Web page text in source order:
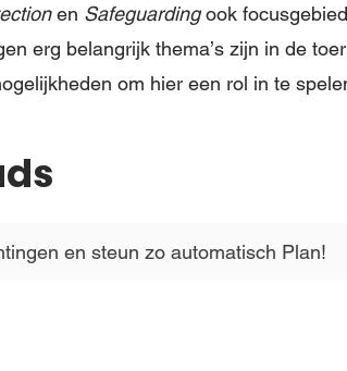
en Safeguardingook
erg belangrijk thema’s zijn in de
om hier een rol in te
en steun zo automatisch Plan!